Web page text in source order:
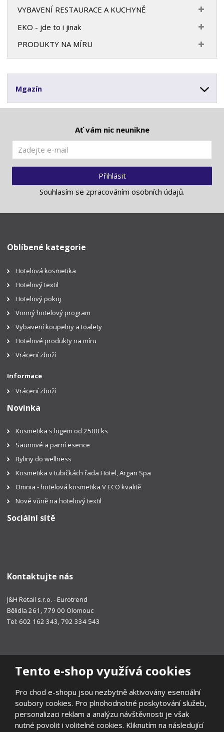
Tento e-shop využívá cookies
Pro chod e-shopu jsou nezbytně aktivovány esenciální
soubory cookies. Pro plnohodnotné poskytování služeb,
personalizaci reklam a analýzu návštěvnosti je však
nutné povolit i volitelné cookies. Kliknutím na následující
VYBAVENÍ RESTAURACE A KUCHYNĚ
EKO - jde to i jinak
PRODUKTY NA MÍRU
Mgazín
Ať vám nic neunikne
Přihlásit
Souhlasím se zpracováním osobních údajů.
Oblíbené kategorie
Hotelová kosmetika
Hotelový textil
Hotelový pokoj
Vonný hotelový program
Vybavení koupelny a toalety
Hotelové produkty na míru
Vrácení zboží
Informace
Vrácení zboží
Novinka
Kosmetika s logem od 2500 ks
Saunové a parní esence
Byliny do wellness
Kosmetika v tubičkách řada Hotel, Argan Spa
Omnia - hotelová kosmetika V ECO kvalitě
Nové vůně na hotelový textil
Sociální sítě
Kontaktujte nás
J&H Retail s.r.o. - Eurotrend
Bělidla 261, 779 00 Olomouc
Tel: 602 162 343, 792 334 543